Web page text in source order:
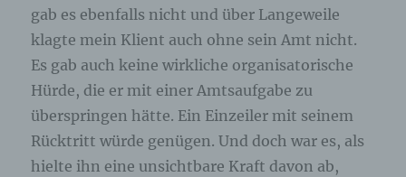
gab es ebenfalls nicht und über Langeweile
klagte mein Klient auch ohne sein Amt nicht.
Es gab auch keine wirkliche organisatorische
Hürde, die er mit einer Amtsaufgabe zu
überspringen hätte. Ein Einzeiler mit seinem
Rücktritt würde genügen. Und doch war es, als
hielte ihn eine unsichtbare Kraft davon ab,